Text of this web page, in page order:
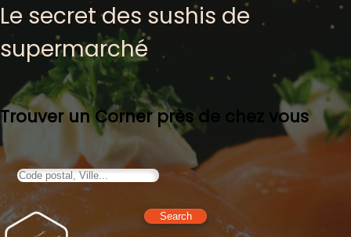
Le secret des sushis de
supermarché
Trouver un Corner près de chez vous
Search